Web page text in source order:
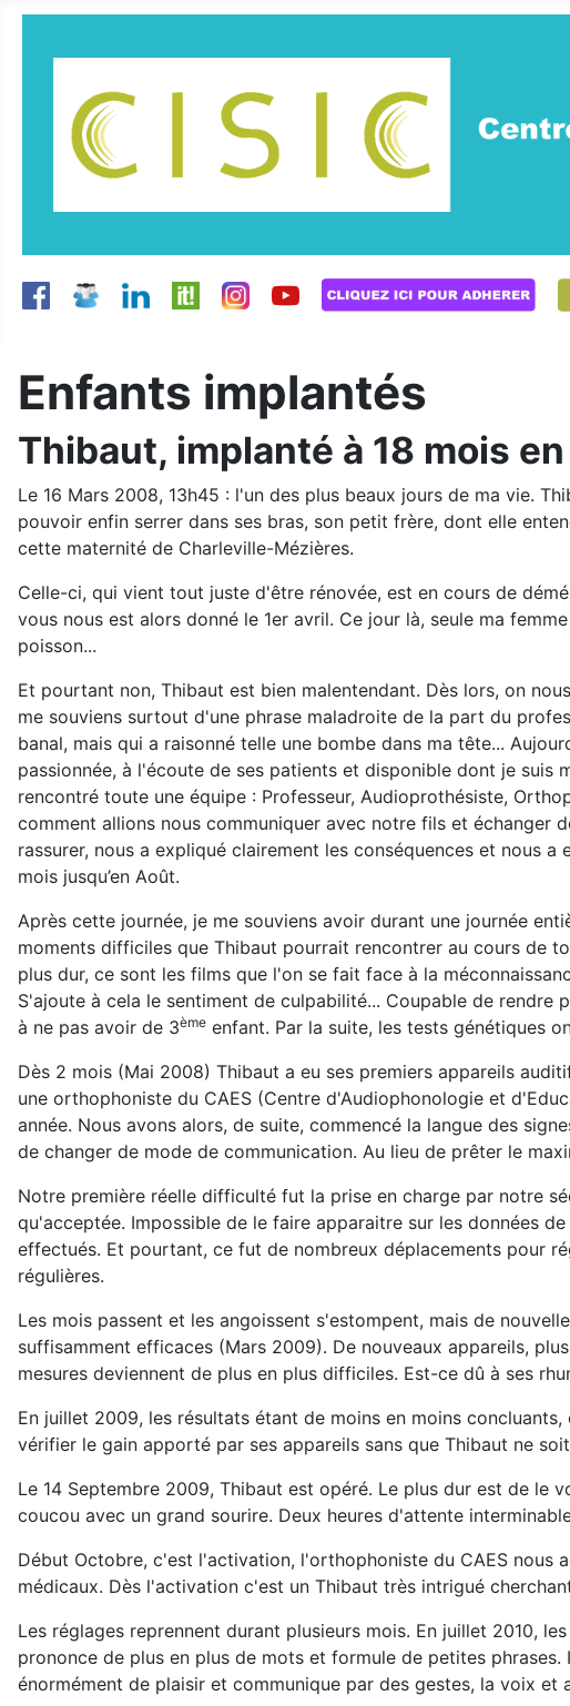
Enfants implantés
Thibaut, implanté à 18 mois
Le 16 Mars 2008, 13h45 : l'un des plus beaux jours de ma vie.
pouvoir enfin serrer dans ses bras, son petit frère, dont elle
cette maternité de Charleville-Mézières.
Celle-ci, qui vient tout juste d'être rénovée, est en cours de
vous nous est alors donné le 1er avril. Ce jour là, seule ma
poisson...
Et pourtant non, Thibaut est bien malentendant. Dès lors, on
me souviens surtout d'une phrase maladroite de la part du
banal, mais qui a raisonné telle une bombe dans ma tête...
passionnée, à l'écoute de ses patients et disponible dont je suis
rencontré toute une équipe : Professeur, Audioprothésiste,
comment allions nous communiquer avec notre fils et échanger
rassurer, nous a expliqué clairement les conséquences et nous
mois jusqu’en Août.
Après cette journée, je me souviens avoir durant une journée
moments difficiles que Thibaut pourrait rencontrer au cours de
plus dur, ce sont les films que l'on se fait face à la
S'ajoute à cela le sentiment de culpabilité... Coupable de
à ne pas avoir de 3ème enfant. Par la suite, les tests génétiques
Dès 2 mois (Mai 2008) Thibaut a eu ses premiers appareils
une orthophoniste du CAES (Centre d'Audiophonologie et
année. Nous avons alors, de suite, commencé la langue des
de changer de mode de communication. Au lieu de prêter le
Notre première réelle difficulté fut la prise en charge par notre
qu'acceptée. Impossible de le faire apparaitre sur les données
effectués. Et pourtant, ce fut de nombreux déplacements pour
régulières.
Les mois passent et les angoissent s'estompent, mais de
suffisamment efficaces (Mars 2009). De nouveaux appareils,
mesures deviennent de plus en plus difficiles. Est-ce dû à ses
En juillet 2009, les résultats étant de moins en moins
vérifier le gain apporté par ses appareils sans que Thibaut ne
Le 14 Septembre 2009, Thibaut est opéré. Le plus dur est de le
coucou avec un grand sourire. Deux heures d'attente
Début Octobre, c'est l'activation, l'orthophoniste du CAES nous
médicaux. Dès l'activation c'est un Thibaut très intrigué
Les réglages reprennent durant plusieurs mois. En juillet 2010,
prononce de plus en plus de mots et formule de petites
énormément de plaisir et communique par des gestes, la voix